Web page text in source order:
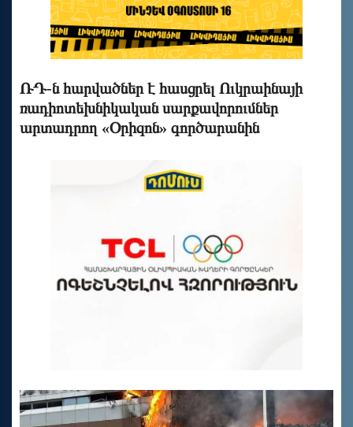
ՌԴ-ն հարվածներ է հասցրել Ուկրաինայի
ռադիոտեխնիկական սարքավորումներ
արտադրող «Օրիզոն» գործարանին